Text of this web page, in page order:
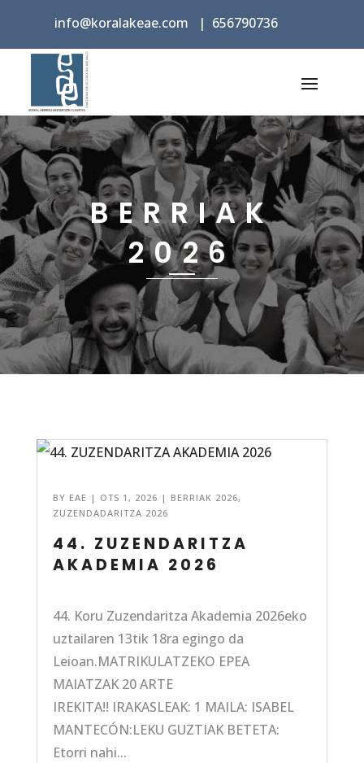
info@koralakeae.com | 656790736
BERRIAK
2026
44. ZUZENDARITZA
AKADEMIA 2026
BY EAE | OTS 1, 2026 | BERRIAK 2026,
ZUZENDADARITZA 2026
44. Koru Zuzendaritza Akademia 2026eko
uztailaren 13tik 18ra egingo da
Leioan.MATRIKULATZEKO EPEA
MAIATZAK 20 ARTE
IREKITA!! IRAKASLEAK: 1 MAILA: ISABEL
MANTECÓN:LEKU GUZTIAK BETETA:
Etorri nahi...